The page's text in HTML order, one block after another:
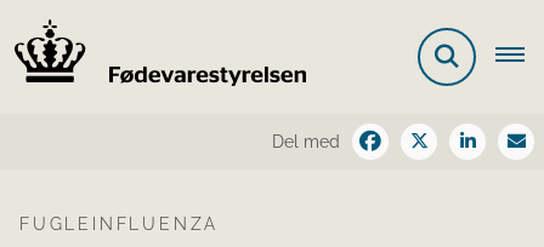
Del med
FUGLEINFLUENZA